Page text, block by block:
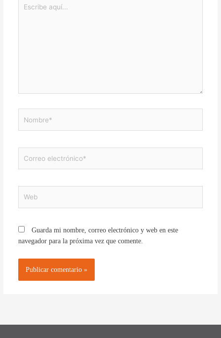
aquí...
electrónico*
Guarda mi nombre, correo electrónico y web en este
navegador para la próxima vez que comente.